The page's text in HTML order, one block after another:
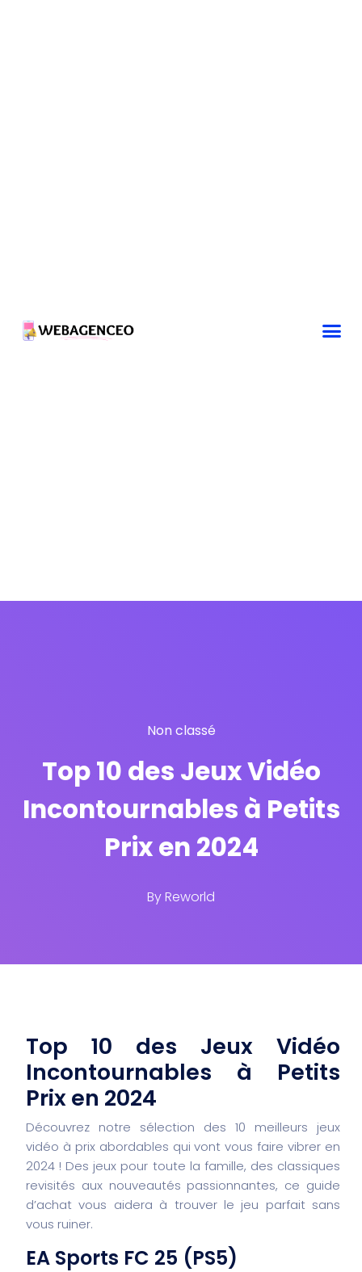
Non classé
Top 10 des Jeux Vidéo
Incontournables à Petits
Prix en 2024
ByReworld
Top 10 des Jeux Vidéo
Incontournables à Petits
Prix en 2024
Découvrez notre sélection des 10 meilleurs jeux
vidéo à prix abordables qui vont vous faire vibrer en
2024 ! Des jeux pour toute la famille, des classiques
revisités aux nouveautés passionnantes, ce guide
d’achat vous aidera à trouver le jeu parfait sans
vous ruiner.
EA Sports FC 25 (PS5)